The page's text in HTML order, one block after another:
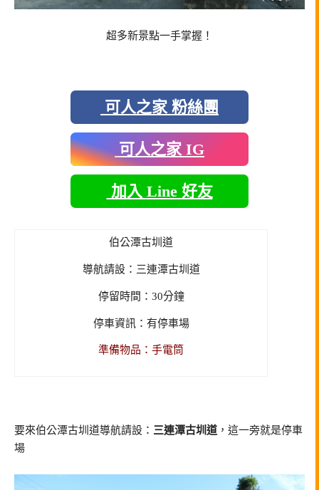
超多新景點一手掌握！
可人之家 粉絲團
可人之家 IG
加入 Line 好友
伯公潭古圳道
導航請設：三連潭古圳道
停留時間：30分鐘
停車資訊：有停車場
準備物品：手電筒
要來伯公潭古圳道導航請設： 三連潭古圳道 ，這一旁就是停車
場